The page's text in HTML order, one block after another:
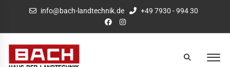
info@bach-landtechnik.de +49 7930 - 994 30